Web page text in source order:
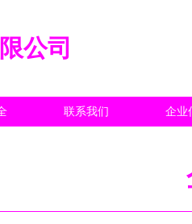
公司
联系我们 企业